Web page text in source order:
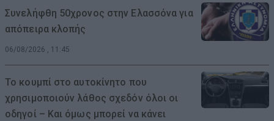
Συνελήφθη 50χρονος στην Ελασσόνα για
απόπειρα κλοπής
06/08/2026 , 11:45
Το κουμπί στο αυτοκίνητο που
χρησιμοποιούν λάθος σχεδόν όλοι οι
οδηγοί – Και όμως μπορεί να κάνει